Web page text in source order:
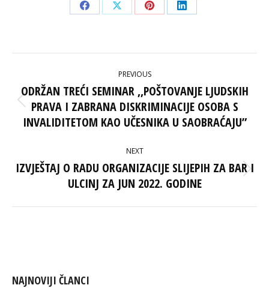
Share
Facebook
Share
X
Share
Pinterest
Share
LinkedIn
NAVIGATION
PREVIOUS
Previous
post:
ODRŽAN TREĆI SEMINAR ,,POŠTOVANJE LJUDSKIH
PRAVA I ZABRANA DISKRIMINACIJE OSOBA S
INVALIDITETOM KAO UČESNIKA U SAOBRAĆAJU”
NEXT
Next
post:
IZVJEŠTAJ O RADU ORGANIZACIJE SLIJEPIH ZA BAR I
ULCINJ ZA JUN 2022. GODINE
NAJNOVIJI ČLANCI